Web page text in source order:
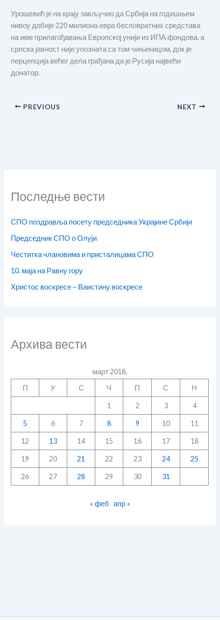
Урошевић је на крају закључио да Србија на годишњем
нивоу добије 220 милиона евра бесповратних средстава
на име прилагођавања Европској унији из ИПА фондова, а
српска јавност није упозната са том чињеницом, док је
перцепција већег дела грађана да је Русија највећи
донатор.
PREVIOUS NEXT
Последње вести
СПО поздравља посету председника Украјине Србији
Председник СПО о Олуји
Честитка члановима и присталицама СПО
10. маја на Равну гору
Христос воскресе – Ваистину воскресе
Архива вести
март 2018.
П
У С Ч П С Н
1 2 3 4
5 6 7 8 9 10 11
12 13 14 15 16 17 18
19 20 21 22 23 24 25
26 27 28 29 30 31
« феб апр »